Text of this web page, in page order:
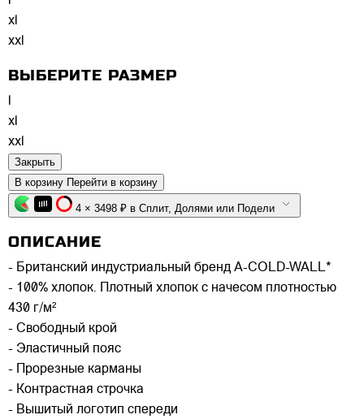
xl
xxl
ВЫБЕРИТЕ РАЗМЕР
xl
xxl
Закрыть
В корзину Перейти в корзину
4 × 3498 ₽ в Сплит, Долями или Подели
ОПИСАНИЕ
- Британский индустриальный бренд A-COLD-WALL*
- 100% хлопок. Плотный хлопок с начесом плотностью
430 г/м²
- Свободный крой
- Эластичный пояс
- Прорезные карманы
- Контрастная строчка
- Вышитый логотип спереди